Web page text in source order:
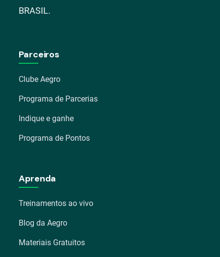
BRASIL.
Parceiros
Clube Aegro
Programa de Parcerias
Indique e ganhe
Programa de Pontos
Aprenda
Treinamentos ao vivo
Blog da Aegro
Materiais Gratuitos